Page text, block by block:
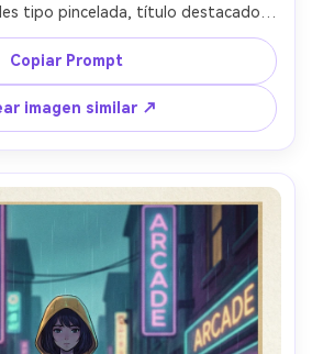
tipo pincelada, título destacado
debajo, laureles en detalle, créditos
dedicatoria, composición enfocada
seguros, lente de 85mm, poca
de campo --ar 4:5
Copiar Prompt
imagen similar ↗